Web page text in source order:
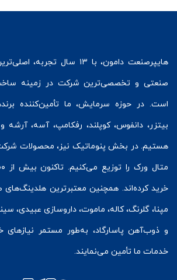
هایپرصنعت
دامون، با ۱۳ سال تجربه،
صنعتی و تخصصی‌ترین شرکت در زمینه
است. در حوزه سرمایش، ما تأمین‌کننده
بیتزر، دانفوس،کوپلند، رفکامپ، آسه، آرشه
هستیم. در بخش پنوماتیک نیز، محصولات
متال ورک
خرید کرده‌اند. همچنین معتبرترین هلدینگ‌های
مپنا، گلرنگ، کاله، ماموت، داروسازی عبیدی،
و ذوب‌آهن پاسارگاد، به‌طور مستمر نیازهای
خدمات ما تأمین می‌نمایند.